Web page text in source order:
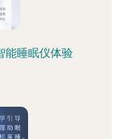
能睡眠仪体验